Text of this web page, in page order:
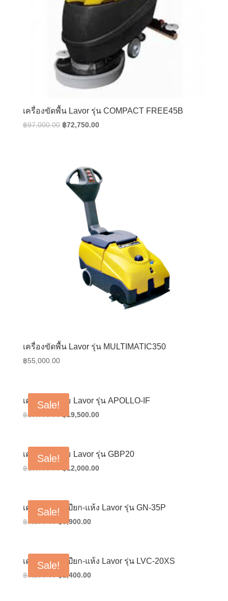
เครื่องขัดพื้น Lavor รุ่น COMPACT FREE45B
฿97,000.00 Original
฿72,750.00Current
เครื่องขัดพื้น Lavor รุ่น MULTIMATIC350
฿55,000.00
Sale!
เครื่องซักพรม Lavor รุ่น APOLLO-IF
฿26,000.00
Original
฿26,000.00.
19,500.00Current
฿19,500.00.
Sale!
เครื่องซักพรม Lavor รุ่น GBP20
฿16,000.00
Original
฿16,000.00.
12,000.00Current
฿12,000.00.
Sale!
เครื่องดูดฝุ่นเปียก-แห้ง Lavor รุ่น GN-35P
฿5,200.00
Original
฿5,200.00.
3,900.00Current
฿3,900.00.
Sale!
เครื่องดูดฝุ่นเปียก-แห้ง Lavor รุ่น LVC-20XS
฿3,200.00
Original
2,400.00Current